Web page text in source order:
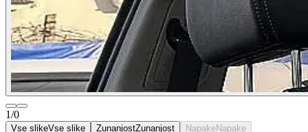
1/0
Vse slikeVse slike
ZunanjostZunanjost
NapakeNapake